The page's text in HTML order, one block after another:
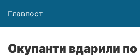
Главпост
Окупанти вдарили по